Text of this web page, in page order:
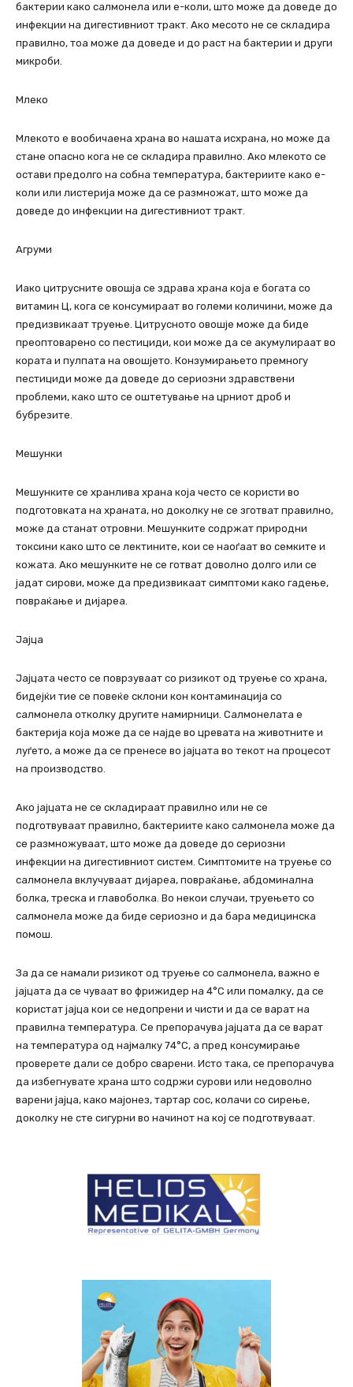
бактерии како салмонела или е-коли, што може да доведе до
инфекции на дигестивниот тракт. Ако месото не се складира
правилно, тоа може да доведе и до раст на бактерии и други
микроби.
Млеко
Млекото е вообичаена храна во нашата исхрана, но може да
стане опасно кога не се складира правилно. Ако млекото се
остави предолго на собна температура, бактериите како е-
коли или листерија може да се размножат, што може да
доведе до инфекции на дигестивниот тракт.
Агруми
Иако цитрусните овошја се здрава храна која е богата со
витамин Ц, кога се консумираат во големи количини, може да
предизвикаат труење. Цитрусното овошје може да биде
преоптоварено со пестициди, кои може да се акумулираат во
кората и пулпата на овошјето. Конзумирањето премногу
пестициди може да доведе до сериозни здравствени
проблеми, како што се оштетување на црниот дроб и
бубрезите.
Мешунки
Мешунките се хранлива храна која често се користи во
подготовката на храната, но доколку не се зготват правилно,
може да станат отровни. Мешунките содржат природни
токсини како што се лектините, кои се наоѓаат во семките и
кожата. Ако мешунките не се готват доволно долго или се
јадат сирови, може да предизвикаат симптоми како гадење,
повраќање и дијареа.
Јајца
Јајцата често се поврзуваат со ризикот од труење со храна,
бидејќи тие се повеќе склони кон контаминација со
салмонела отколку другите намирници. Салмонелата е
бактерија која може да се најде во цревата на животните и
луѓето, а може да се пренесе во јајцата во текот на процесот
на производство.
Ако јајцата не се складираат правилно или не се
подготвуваат правилно, бактериите како салмонела може да
се размножуваат, што може да доведе до сериозни
инфекции на дигестивниот систем. Симптомите на труење со
салмонела вклучуваат дијареа, повраќање, абдоминална
болка, треска и главоболка. Во некои случаи, труењето со
салмонела може да биде сериозно и да бара медицинска
помош.
За да се намали ризикот од труење со салмонела, важно е
јајцата да се чуваат во фрижидер на 4°C или помалку, да се
користат јајца кои се недопрени и чисти и да се варат на
правилна температура. Се препорачува јајцата да се варат
на температура од најмалку 74°C, а пред консумирање
проверете дали се добро сварени. Исто така, се препорачува
да избегнувате храна што содржи сурови или недоволно
варени јајца, како мајонез, тартар сос, колачи со сирење,
доколку не сте сигурни во начинот на кој се подготвуваат.